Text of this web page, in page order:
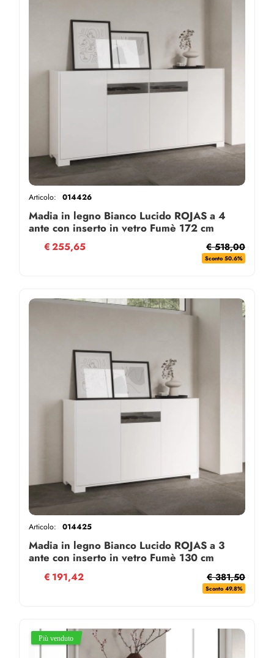
Madia in legno Bianco Lucido ROJAS a 4
ante con inserto in vetro Fumè 172 cm
Articolo: 014426
€ 518,00
Sconto 50.6%
€255,65
Madia in legno Bianco Lucido ROJAS a 3
ante con inserto in vetro Fumè 130 cm
Articolo: 014425
€ 381,50
Sconto 49.8%
€ 191,42